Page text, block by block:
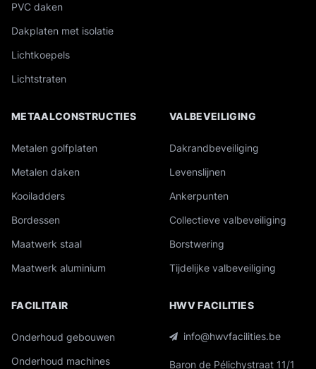
PVC daken
Dakplaten met isolatie
Lichtkoepels
Lichtstraten
METAALCONSTRUCTIES
Metalen golfplaten
Metalen daken
Kooiladders
Bordessen
Maatwerk staal
Maatwerk aluminium
VALBEVEILIGING
Dakrandbeveiliging
Levenslijnen
Ankerpunten
Collectieve valbeveiliging
Borstwering
Tijdelijke valbeveiliging
FACILITAIR
Onderhoud gebouwen
Onderhoud machines
HWV FACILITIES
info@hwvfacilities.be
Baron de Pélichystraat 11/1